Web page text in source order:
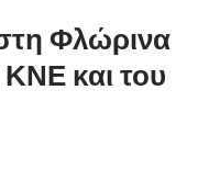
στη Φλώρινα
και του